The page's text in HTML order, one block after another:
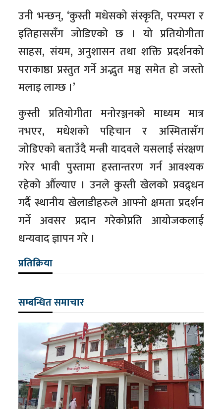
उनी भन्छन्, ‘कुस्ती मधेसको संस्कृति, परम्परा र
इतिहाससँग जोडिएको छ । यो प्रतियोगीता
साहस, संयम, अनुशासन तथा शक्ति प्रदर्शनको
पराकाष्ठा प्रस्तुत गर्ने अद्भुत मञ्च समेत हो जस्तो
मलाइ लाग्छ ।’
कुस्ती प्रतियोगीता मनोरञ्जनको माध्यम मात्र
नभएर, मधेशको पहिचान र अस्मितासँग
जोडिएको बताउँदै मन्त्री यादवले यसलाई संरक्षण
गरेर भावी पुस्तामा हस्तान्तरण गर्न आवश्यक
रहेको औँल्याए । उनले कुस्ती खेलको प्रवद्र्धन
गर्दै स्थानीय खेलाडीहरुले आफ्नो क्षमता प्रदर्शन
गर्ने अवसर प्रदान गरेकोप्रति आयोजकलाई
धन्यवाद ज्ञापन गरे ।
प्रतिक्रिया
सम्बन्धित समाचार